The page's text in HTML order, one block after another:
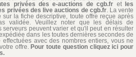
privées des e-auctions de cgb.fr et les
privées des live auctions de cgb.fr. La vente
la fiche descriptive, toute offre reçue après
validée. Veuillez noter que les délais de
serveurs peuvent varier et qu'il peut en résulter
dans les toutes dernières secondes de
avec des nombres entiers, vous ne
offre.Pour toute question cliquez ici pour